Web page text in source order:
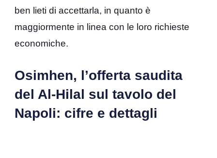
ben lieti di accettarla, in quanto è
maggiormente in linea con le loro richieste
economiche.
Osimhen, l’offerta saudita
del Al-Hilal sul tavolo del
Napoli: cifre e dettagli